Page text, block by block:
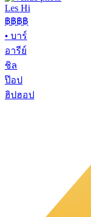
Les Hi
฿฿฿฿
• บาร์
อารีย์
ชิล
ป๊อป
ฮิปฮอป